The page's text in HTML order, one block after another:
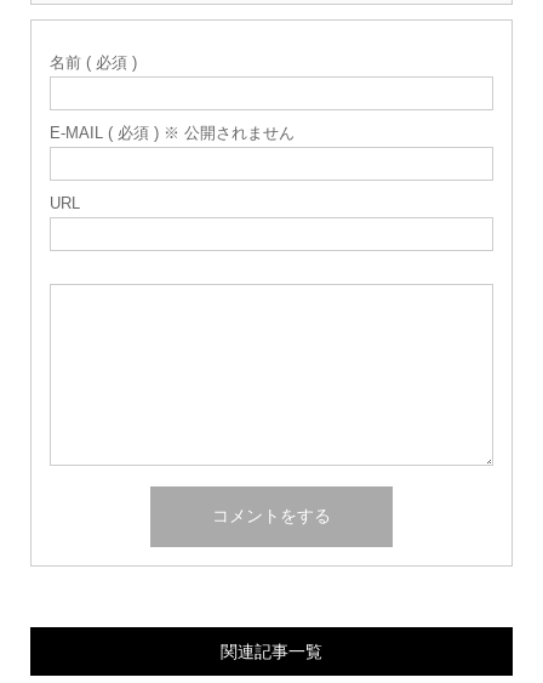
名前 ( 必須 )
E-MAIL ( 必須 ) ※ 公開されません
URL
関連記事一覧